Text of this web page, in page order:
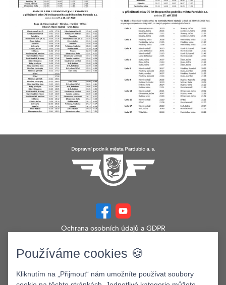
Ochrana osobních údajů a GDPR
Zobrazit verzi webu pro PC
©2026. Dopravní podnik města Pardubic a.s.
Používáme cookies 🍪
Kliknutím na „Přijmout“ nám umožníte používat soubory